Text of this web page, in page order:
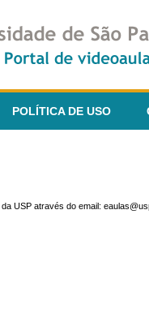
POLÍTICA DE USO
USP através do email: